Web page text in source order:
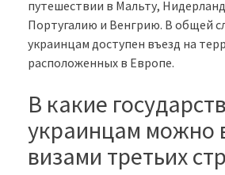
путешествии в Мальту,
Португалию и Венгрию. В общей
украинцам доступен въезд на
расположенных в Европе.
В какие
украинцам можно
визами третьих